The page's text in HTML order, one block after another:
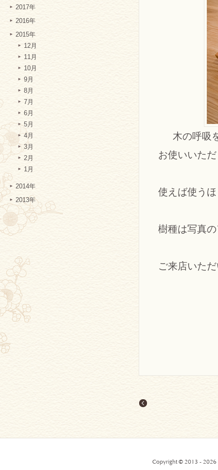
2017年
2016年
2015年
12月
11月
10月
9月
8月
7月
6月
5月
4月
3月
2月
1月
2014年
2013年
木の呼吸
お使いいた
使えば使う
樹種は写真
ご来店いた
Copyright © 2013 - 2026